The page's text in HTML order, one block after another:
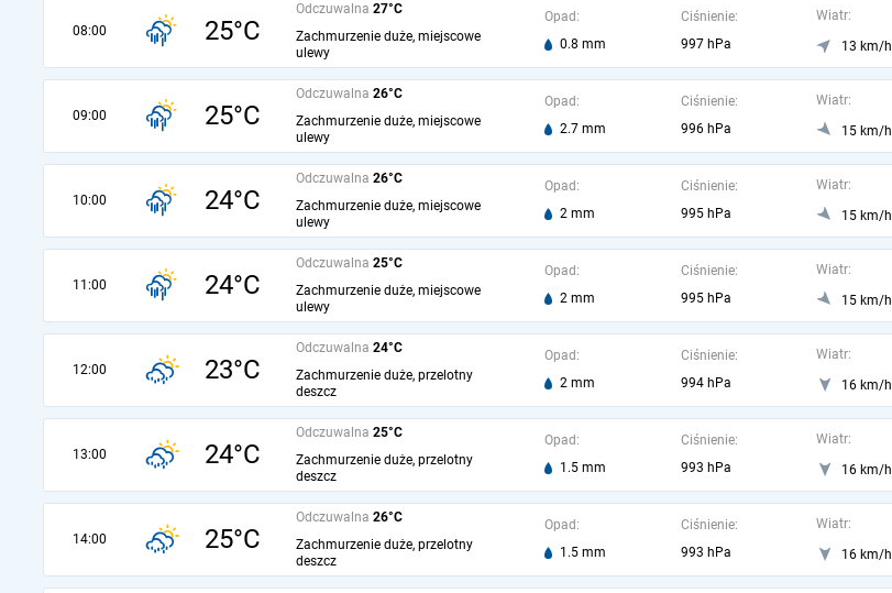
08:00 25°C
Odczuwalna 27°C
Zachmurzenie duże, miejscowe
ulewy
Opad:
0.8 mm
Ciśnienie:
997 hPa
Wiatr:
13 km/h
09:00 25°C
Odczuwalna 26°C
Zachmurzenie duże, miejscowe
ulewy
Opad:
2.7 mm
Ciśnienie:
996 hPa
Wiatr:
15 km/h
10:00 24°C
Odczuwalna 26°C
Zachmurzenie duże, miejscowe
ulewy
Opad:
2 mm
Ciśnienie:
995 hPa
Wiatr:
15 km/h
11:00 24°C
Odczuwalna 25°C
Zachmurzenie duże, miejscowe
ulewy
Opad:
2 mm
Ciśnienie:
995 hPa
Wiatr:
15 km/h
12:00 23°C
Odczuwalna 24°C
Zachmurzenie duże, przelotny
deszcz
Opad:
2 mm
Ciśnienie:
994 hPa
Wiatr:
16 km/h
13:00 24°C
Odczuwalna 25°C
Zachmurzenie duże, przelotny
deszcz
Opad:
1.5 mm
Ciśnienie:
993 hPa
Wiatr:
16 km/h
14:00 25°C
Odczuwalna 26°C
Zachmurzenie duże, przelotny
deszcz
Opad:
1.5 mm
Ciśnienie:
993 hPa
Wiatr:
16 km/h